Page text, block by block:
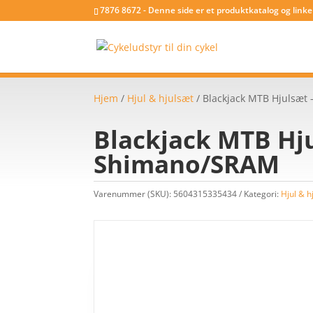
7876 8672 - Denne side er et produktkatalog og
Hjem / Hjul & hjulsæt / Blackjack MTB Hjulsæt
Blackjack MTB
Shimano/SRAM
Varenummer (SKU): 5604315335434 Kategori: Hjul &